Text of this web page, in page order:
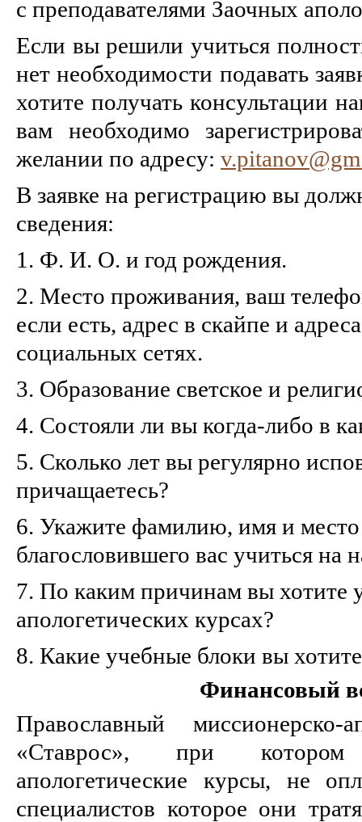
с преподавателями Заочных
Если вы решили учиться
нет необходимости подавать
хотите получать консультации
вам необходимо
желании по адресу:
В заявке на регистрацию вы
сведения:
1. Ф. И. О. и год рождения.
2. Место проживания, ваш
если есть, адрес в скайпе и
социальных сетях.
3. Образование светское и
4. Состояли ли вы когда-либо в
5. Сколько лет вы регулярно
причащаетесь?
6. Укажите фамилию, имя и
благословившего вас учиться на
7. По каким причинам вы хотите
апологетических курсах?
8. Какие учебные блоки вы
Финансовый
Православный миссионерско-
«Ставрос», при
апологетические курсы, не
специалистов которое они